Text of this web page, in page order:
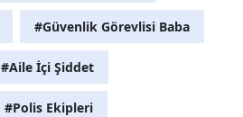
#Güvenlik Görevlisi Baba
#Aile İçi Şiddet
#Polis Ekipleri